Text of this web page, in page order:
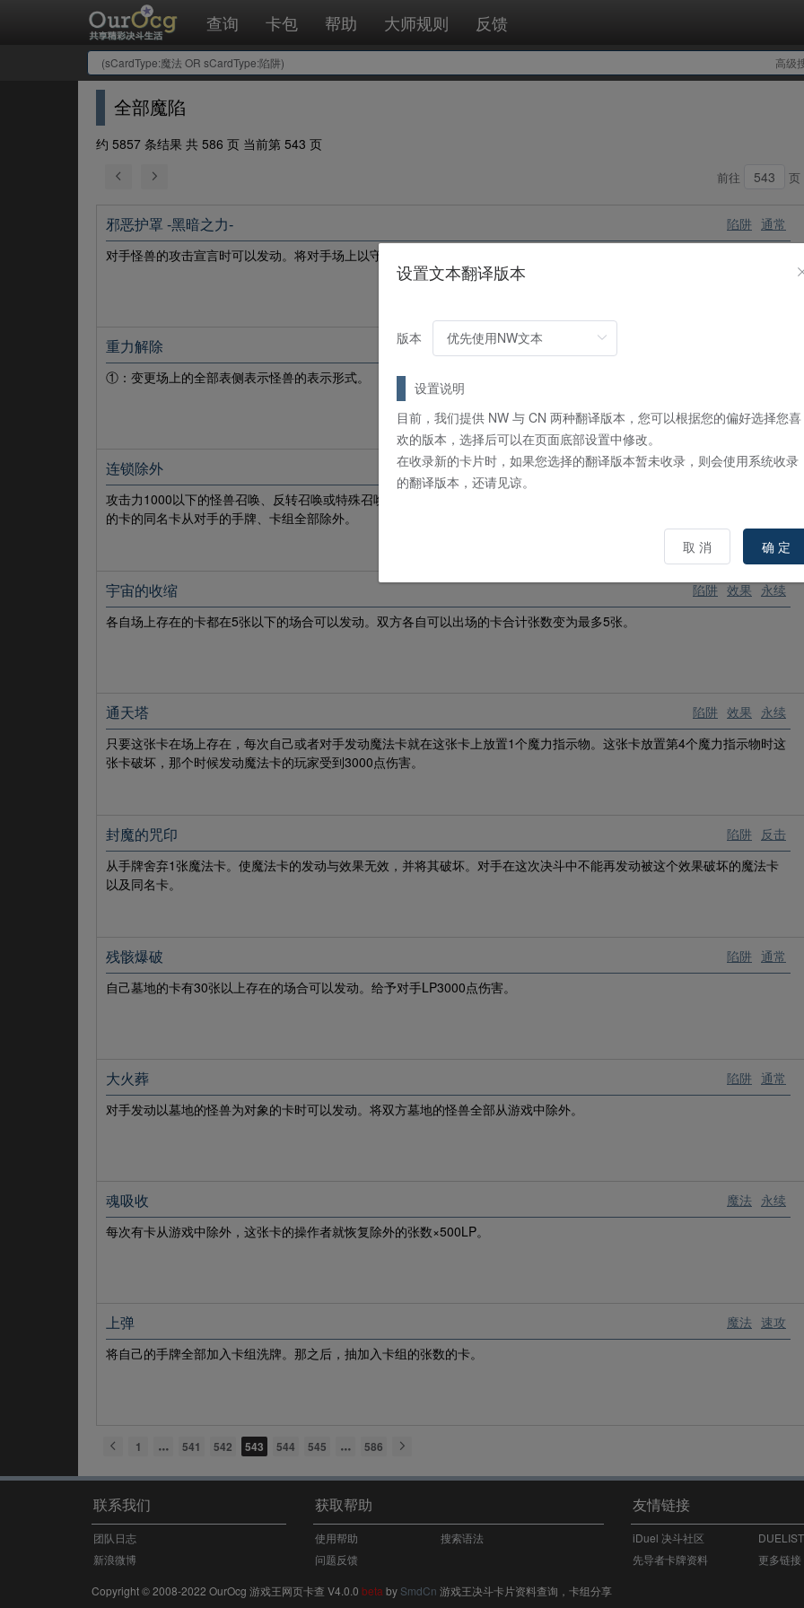
查询 卡包 帮助 大师规则 反馈
高级
全部魔陷
约 5857 条结果 共 586 页 当前第 543 页
前往 页
陷阱 通常
邪恶护罩 -黑暗之力-
对手怪兽的攻击宣言时可以发动。将对手场上以守备表示存在的怪兽全部从游戏中除外。
重力解除
①：变更场上的全部表侧表示怪兽的表示形式。
陷阱 通常
连锁除外
攻击力1000以下的怪兽召唤、反转召唤或特殊召唤成功时可以发动。那些攻击力1000以下的怪兽从游戏中除外，再将除外
的卡的同名卡从对手的手牌、卡组全部除外。
陷阱 效果 永续
宇宙的收缩
各自场上存在的卡都在5张以下的场合可以发动。双方各自可以出场的卡合计张数变为最多5张。
陷阱 效果 永续
通天塔
只要这张卡在场上存在，每次自己或者对手发动魔法卡就在这张卡上放置1个魔力指示物。这张卡放置第4个魔力指示物时这
张卡破坏，那个时候发动魔法卡的玩家受到3000点伤害。
陷阱 反击
封魔的咒印
从手牌舍弃1张魔法卡。使魔法卡的发动与效果无效，并将其破坏。对手在这次决斗中不能再发动被这个效果破坏的魔法卡
以及同名卡。
陷阱 通常
残骸爆破
自己墓地的卡有30张以上存在的场合可以发动。给予对手LP3000点伤害。
陷阱 通常
大火葬
对手发动以墓地的怪兽为对象的卡时可以发动。将双方墓地的怪兽全部从游戏中除外。
魔法 永续
魂吸收
每次有卡从游戏中除外，这张卡的操作者就恢复除外的张数×500LP。
魔法 速攻
上弹
将自己的手牌全部加入卡组洗牌。那之后，抽加入卡组的张数的卡。
1 541 542 543 544 545 586
联系我们
团队日志
新浪微博
获取帮助
使用帮助
搜索语法
问题反馈
友情链接
iDuel 决斗社区
先导者卡牌资料
更多链接
Copyright © 2008-2022 OurOcg 游戏王网页卡查 V4.0.0 beta by SmdCn 游戏王决斗卡片资料查询，卡组分享
设置文本翻译版本
版本
设置说明
目前，我们提供 NW 与 CN 两种翻译版本，您可以根据您的偏好选择您喜
欢的版本，选择后可以在页面底部设置中修改。
在收录新的卡片时，如果您选择的翻译版本暂未收录，则会使用系统收录
的翻译版本，还请见谅。
取 消 确 定